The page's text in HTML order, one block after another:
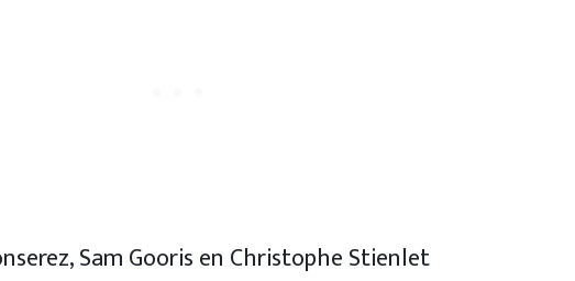
Sam Gooris en Christophe Stienlet